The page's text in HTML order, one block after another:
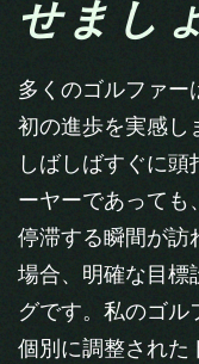
せまし
多くのゴルファー
初の進歩を実感し
しばしばすぐに
ーヤーであっても
停滞する瞬間が訪
場合、明確な目標
グです。私のゴル
個別に調整された